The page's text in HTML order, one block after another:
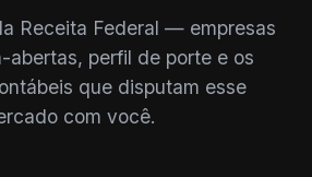
Receita Federal — empresas
abertas, perfil de porte e os
que disputam esse
com você.